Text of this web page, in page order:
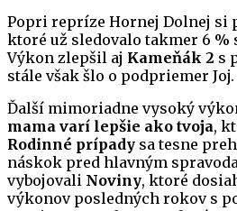
Popri repríze Hornej Dolnej si
ktoré už sledovalo takmer 6 %
Výkon zlepšil aj Kameňák 2 s
stále však šlo o podpriemer Joj.
Ďalší mimoriadne vysoký
mama varí lepšie ako tvoja,
Rodinné prípady sa tesne
náskok pred hlavným
vybojovali Noviny, ktoré
výkonov posledných rokov s